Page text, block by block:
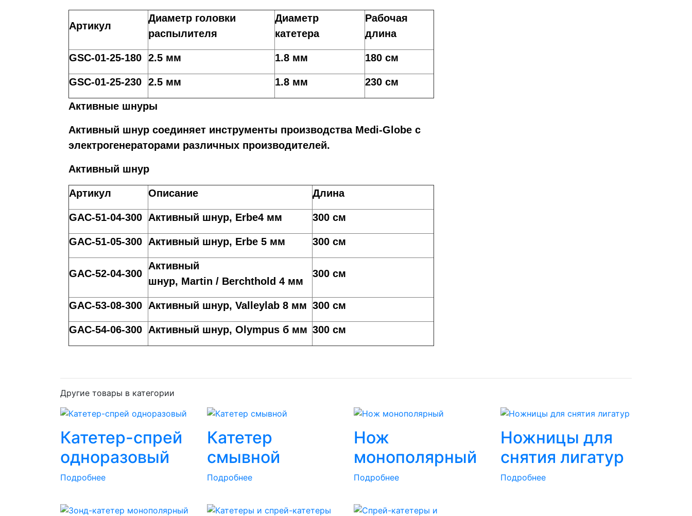
Артикул
Диаметр головки
распылителя
Диаметр
катетера
Рабочая
длина
GSC-01-25-180 2.5 мм 1.8 мм 180 см
GSC-01-25-230 2.5 мм 1.8 мм 230 см
Активные шнуры
Активный шнур соединяет инструменты производства Medi-Globe с
электрогенераторами различных производителей.
Активный шнур
Артикул Описание Длина
GAC-51-04-300 Активный шнур, Erbe4 мм 300 см
GAC-51-05-300 Активный шнур, Erbe 5 мм 300 см
GAC-52-04-300
Активный
шнур, Martin / Berchthold 4 мм
300 см
GAC-53-08-300 Активный шнур, Valleylab 8 мм 300 см
GAC-54-06-300 Активный шнур, Olympus б мм 300 см
Другие товары в категории
Катетер-спрей
одноразовый
Подробнее
Катетер
смывной
Подробнее
Нож
монополярный
Подробнее
Ножницы для
снятия лигатур
Подробнее